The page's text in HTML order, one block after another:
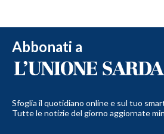
Abbonati a
Sfoglia il quotidiano online e sul tuo
Tutte le notizie del giorno aggiornate